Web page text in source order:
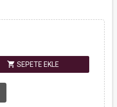
shopping_cart SEPETE EKLE